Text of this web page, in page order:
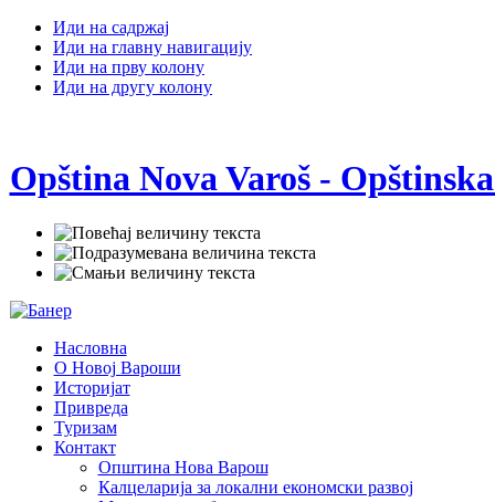
Иди на садржај
Иди на главну навигацију
Иди на прву колону
Иди на другу колону
Opština Nova Varoš -
Насловна
О Новој Вароши
Историјат
Привреда
Туризам
Контакт
Општина Нова Варош
Калцеларија за локални економски развој